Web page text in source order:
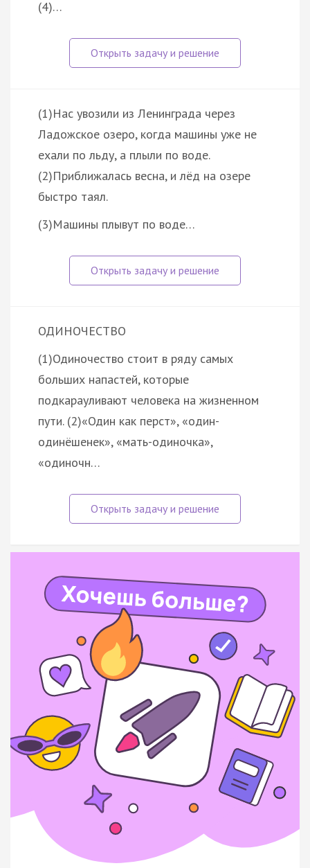
(4)…
(1)Нас увозили из Ленинграда через
Ладожское озеро, когда машины уже не
ехали по льду, а плыли по воде.
(2)Приближалась весна, и лёд на озере
быстро таял.
(3)Машины плывут по воде…
ОДИНОЧЕСТВО
(1)Одиночество стоит в ряду самых
больших напастей, которые
подкарауливают человека на жизненном
пути. (2)«Один как перст», «один-
одинёшенек», «мать-одиночка»,
«одиночн…